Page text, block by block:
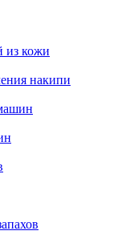
из кожи
накипи